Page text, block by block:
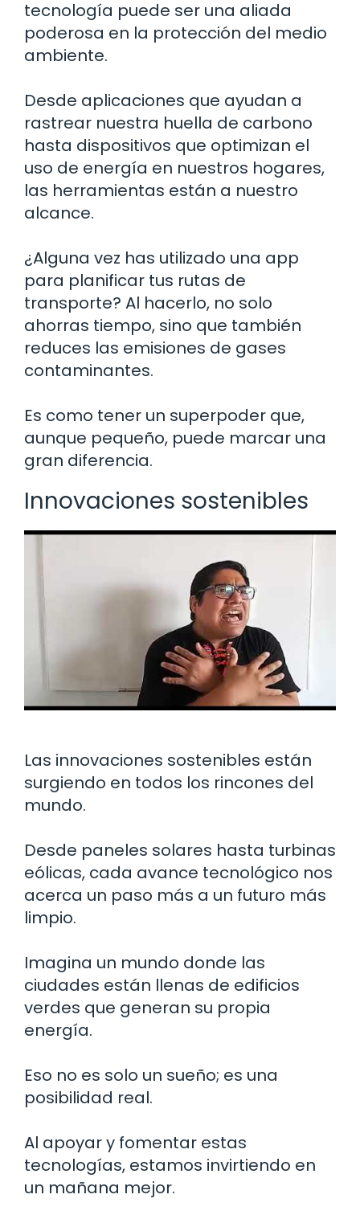
tecnología puede ser una aliada
poderosa en la protección del medio
ambiente.
Desde aplicaciones que ayudan a
rastrear nuestra huella de carbono
hasta dispositivos que optimizan el
uso de energía en nuestros hogares,
las herramientas están a nuestro
alcance.
¿Alguna vez has utilizado una app
para planificar tus rutas de
transporte? Al hacerlo, no solo
ahorras tiempo, sino que también
reduces las emisiones de gases
contaminantes.
Es como tener un superpoder que,
aunque pequeño, puede marcar una
gran diferencia.
Innovaciones sostenibles
Las innovaciones sostenibles están
surgiendo en todos los rincones del
mundo.
Desde paneles solares hasta turbinas
eólicas, cada avance tecnológico nos
acerca un paso más a un futuro más
limpio.
Imagina un mundo donde las
ciudades están llenas de edificios
verdes que generan su propia
energía.
Eso no es solo un sueño; es una
posibilidad real.
Al apoyar y fomentar estas
tecnologías, estamos invirtiendo en
un mañana mejor.